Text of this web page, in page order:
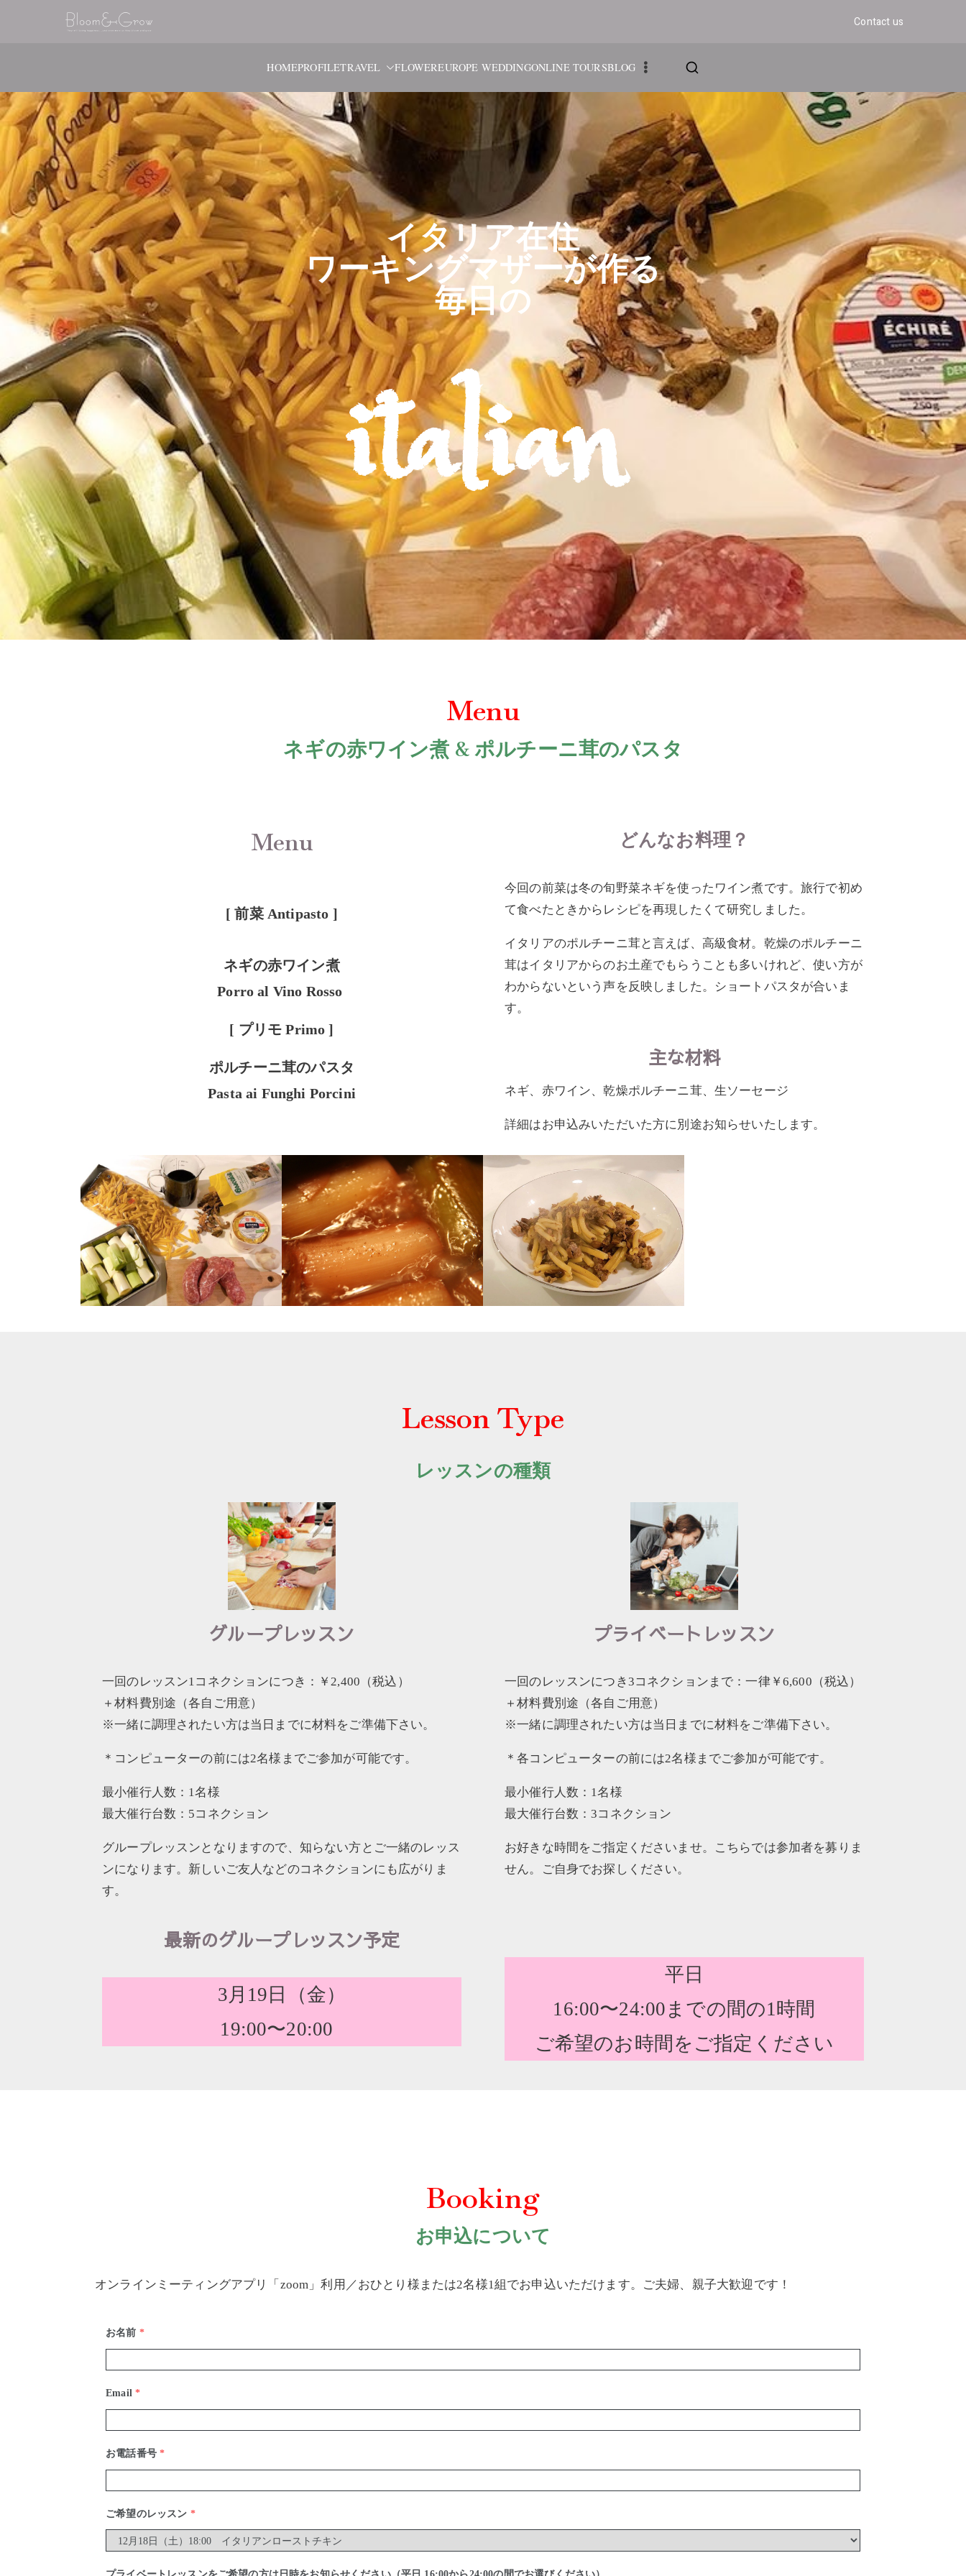
Contact us
ブルーム・アンド・グロウ
旅と花、そしてヨーロッパウェディング
HOMEPROFILETRAVEL FLOWEREUROPE WEDDINGONLINE TOURSBLOG
イタリア在住
ワーキングマザーが作る
毎日の
italian
Menu
ネギの赤ワイン煮 & ポルチーニ茸のパスタ
Menu
[ 前菜 Antipasto ]
ネギの赤ワイン煮
Porro al Vino Rosso
[ プリモ Primo ]
ポルチーニ茸のパスタ
Pasta ai Funghi Porcini
どんなお料理？
今回の前菜は冬の旬野菜ネギを使ったワイン煮です。旅行で初め
て食べたときからレシピを再現したくて研究しました。
イタリアのポルチーニ茸と言えば、高級食材。乾燥のポルチーニ
茸はイタリアからのお土産でもらうことも多いけれど、使い方が
わからないという声を反映しました。ショートパスタが合いま
す。
主な材料
ネギ、赤ワイン、乾燥ポルチーニ茸、生ソーセージ
詳細はお申込みいただいた方に別途お知らせいたします。
Lesson Type
レッスンの種類
グループレッスン
一回のレッスン1コネクションにつき：￥2,400（税込）
＋材料費別途（各自ご用意）
※一緒に調理されたい方は当日までに材料をご準備下さい。
＊コンピューターの前には2名様までご参加が可能です。
最小催行人数：1名様
最大催行台数：5コネクション
グループレッスンとなりますので、知らない方とご一緒のレッス
ンになります。新しいご友人などのコネクションにも広がりま
す。
最新のグループレッスン予定
3月19日（金）
19:00〜20:00
プライベートレッスン
一回のレッスンにつき3コネクションまで：一律￥6,600（税込）
＋材料費別途（各自ご用意）
※一緒に調理されたい方は当日までに材料をご準備下さい。
＊各コンピューターの前には2名様までご参加が可能です。
最小催行人数：1名様
最大催行台数：3コネクション
お好きな時間をご指定くださいませ。こちらでは参加者を募りま
せん。ご自身でお探しください。
平日
16:00〜24:00までの間の1時間
ご希望のお時間をご指定ください
Booking
お申込について
オンラインミーティングアプリ「zoom」利用／おひとり様または2名様1組でお申込いただけます。ご夫婦、親子大歓迎です！
お名前 *
Email *
お電話番号 *
ご希望のレッスン *
プライベートレッスンをご希望の方は日時をお知らせください（平日 16:00から24:00の間でお選びください）